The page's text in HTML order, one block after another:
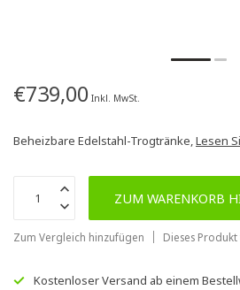
€739,00 Inkl. MwSt.
Beheizbare Edelstahl-Trogtränke,Lesen
ZUM WARENKORB
Zum Vergleich hinzufügen Dieses
Kostenloser Versand ab einem